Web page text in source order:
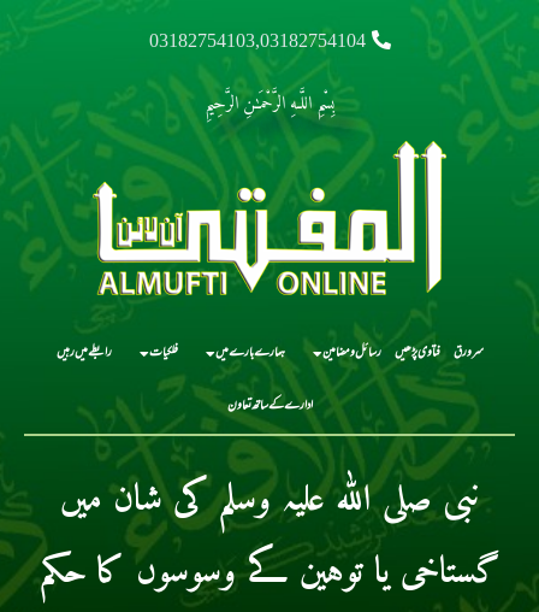
03182754103,03182754104
بِسْمِ اللَّـهِ الرَّحْمَـٰنِ الرَّحِيمِ
سرورق فتاوی پڑھیں رسائل و مضامین ہمارے بارے میں فلکیات رابطے میں رہیں
ادارے کے ساتھ تعاون
نبی صلی اللہ علیہ وسلم کی شان میں
گستاخی یا توہین کے وسوسوں کا حکم